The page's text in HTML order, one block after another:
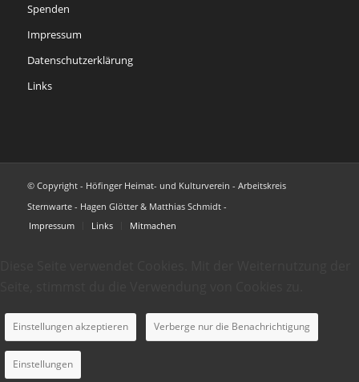
Spenden
Impressum
Datenschutzerklärung
Links
© Copyright - Höfinger Heimat- und Kulturverein - Arbeitskreis
Sternwarte - Hagen Glötter & Matthias Schmidt -
Impressum
Links Mitmachen
Einstellungen akzeptieren Verberge nur die Benachrichtigung
Einstellungen